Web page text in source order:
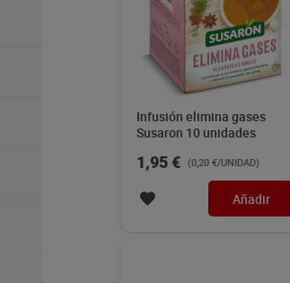
Infusión elimina gases
Susaron 10 unidades
1,95 € (0,20 €/UNIDAD)
Añadir